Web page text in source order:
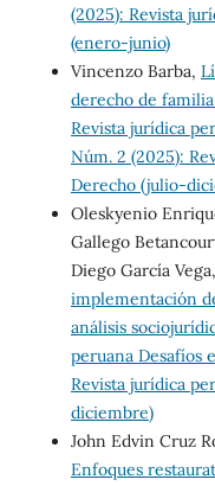
(2025): Revista
(enero-junio)
Vincenzo Barba,
derecho de
Revista jurídica
Núm. 2 (2025):
Derecho (julio-
Oleskyenio
Gallego
Diego García Vega,
implementación
análisis
peruana Desafíos
Revista jurídica
diciembre)
John Edvin Cruz
Enfoques